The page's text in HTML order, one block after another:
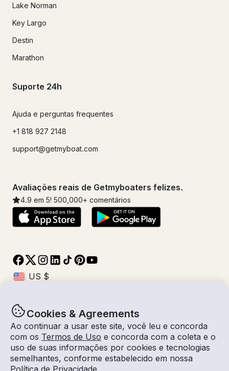
Cookies & Agreements
Ao continuar a usar este site, você leu e concorda
com os Termos de Uso e concorda com a coleta e o
uso de suas informações por cookies e tecnologias
semelhantes, conforme estabelecido em nossa
Política de Privacidade
Lake Norman
Key Largo
Destin
Marathon
Suporte 24h
Ajuda e perguntas frequentes
+1 818 927 2148
support@getmyboat.com
Avaliações reais de Getmyboaters felizes.
4.9 em 5! 500,000+ comentários
© Getmyboat 2026TermosPrivacidade
08 ago 2026 $1,144 /hora